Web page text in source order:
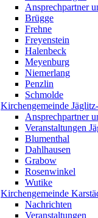
Ansprechpartner
Brügge
Frehne
Freyenstein
Halenbeck
Meyenburg
Niemerlang
Penzlin
Schmolde
Kirchengemeinde
Ansprechpartner
Veranstaltungen
Blumenthal
Dahlhausen
Grabow
Rosenwinkel
Wutike
Kirchengemeinde
Nachrichten
Veranstaltungen